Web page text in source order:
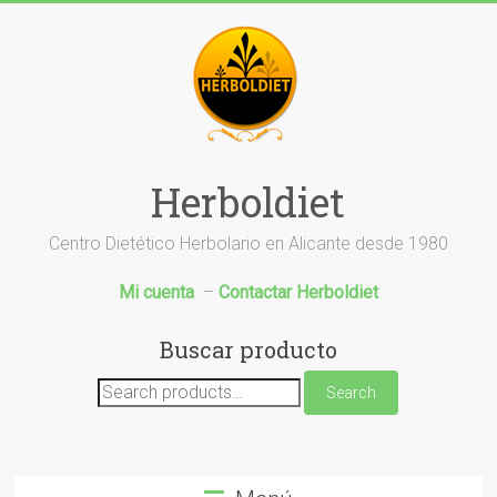
Herboldiet
Centro Dietético Herbolario en Alicante desde 1980
Mi cuenta – Contactar Herboldiet
Buscar producto
Search
for:
Search